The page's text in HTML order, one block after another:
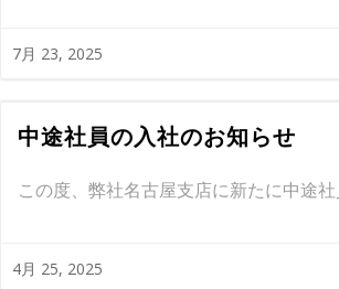
7月 23, 2025
中途社員の入社のお知らせ
この度、弊社名古屋支店に新たに中途
4月 25, 2025